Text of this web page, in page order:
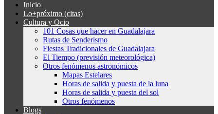
Inicio
Lo+próximo (citas)
Cultura y Ocio
101 Cosas que hacer en Guadalajara
Rutas de Senderismo
Fiestas Tradicionales de Guadalajara
El Tiempo (previsión meteorológica)
Otros fenómenos astronómicos
Mapas Estelares
Horas de salida y puesta de la luna
Horas de salida y puesta del sol
Otros fenómenos
Blogs